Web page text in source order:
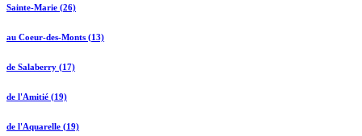
Sainte-Marie (26)
au Coeur-des-Monts (13)
de Salaberry (17)
de l'Amitié (19)
de l'Aquarelle (19)